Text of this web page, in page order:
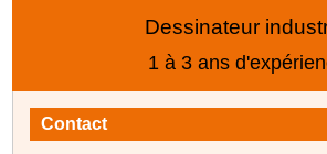
Dessinateur
1 à 3 ans
Contact